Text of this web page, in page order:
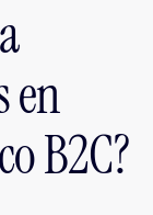
en
B2C?